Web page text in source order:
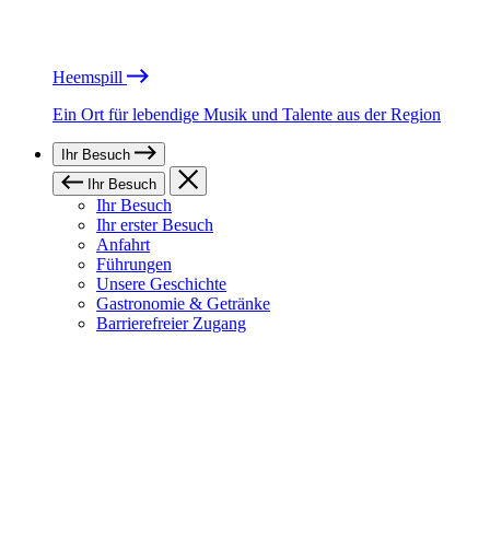
Heemspill
Ein Ort für lebendige Musik und Talente aus der Region
Ihr Besuch
Ihr Besuch
Ihr Besuch
Ihr erster Besuch
Anfahrt
Führungen
Unsere Geschichte
Gastronomie & Getränke
Barrierefreier Zugang